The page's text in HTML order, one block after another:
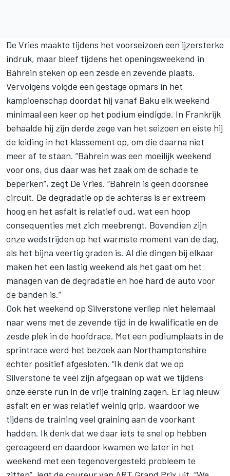
De Vries maakte tijdens het voorseizoen een ijzersterke
indruk, maar bleef tijdens het openingsweekend in
Bahrein steken op een zesde en zevende plaats.
Vervolgens volgde een gestage opmars in het
kampioenschap doordat hij vanaf Baku elk weekend
minimaal een keer op het podium eindigde. In Frankrijk
behaalde hij zijn derde zege van het seizoen en eiste hij
de leiding in het klassement op, om die daarna niet
meer af te staan. “Bahrein was een moeilijk weekend
voor ons, dus daar was het zaak om de schade te
beperken”, zegt De Vries. “Bahrein is geen doorsnee
circuit. De degradatie op de achteras is er extreem
hoog en het asfalt is relatief oud, wat een hoop
consequenties met zich meebrengt. Bovendien zijn
onze wedstrijden op het warmste moment van de dag,
als het bijna veertig graden is. Al die dingen bij elkaar
maken het een lastig weekend als het gaat om het
managen van de degradatie en hoe hard de auto voor
de banden is.”
Ook het weekend op Silverstone verliep niet helemaal
naar wens met de zevende tijd in de kwalificatie en de
zesde plek in de hoofdrace. Met een podiumplaats in de
sprintrace werd het bezoek aan Northamptonshire
echter positief afgesloten. “Ik denk dat we op
Silverstone te veel zijn afgegaan op wat we tijdens
onze eerste run in de vrije training zagen. Er lag nieuw
asfalt en er was relatief weinig grip, waardoor we
tijdens de training veel graining aan de voorkant
hadden. Ik denk dat we daar iets te snel op hebben
gereageerd en daardoor kwamen we later in het
weekend met een tegenovergesteld probleem te